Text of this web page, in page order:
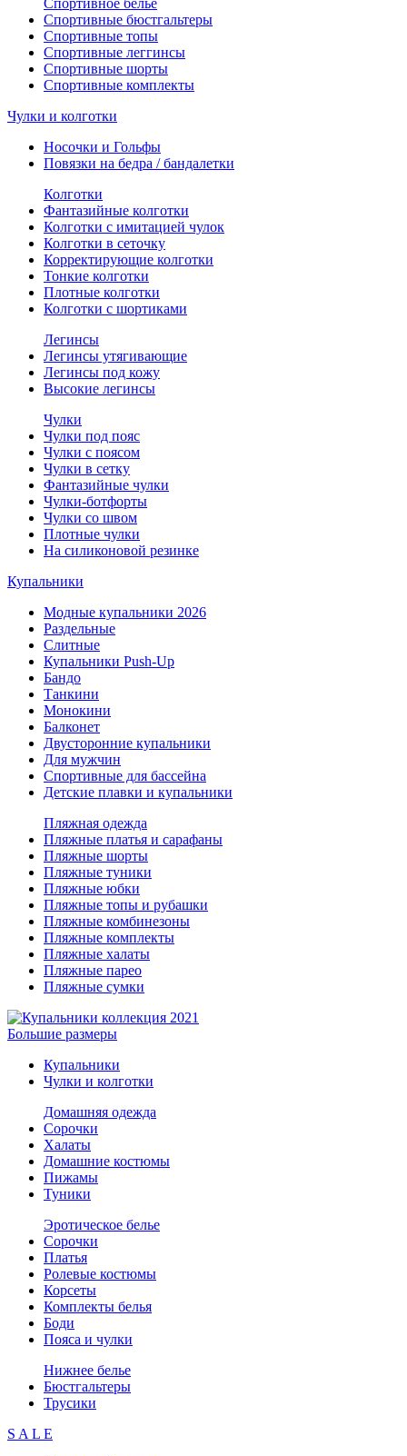
Спортивное белье
Спортивные бюстгальтеры
Спортивные топы
Спортивные леггинсы
Спортивные шорты
Спортивные комплекты
Чулки и колготки
Носочки и Гольфы
Повязки на бедра / бандалетки
Колготки
Фантазийные колготки
Колготки с имитацией чулок
Колготки в сеточку
Корректирующие колготки
Тонкие колготки
Плотные колготки
Колготки с шортиками
Легинсы
Легинсы утягивающие
Легинсы под кожу
Высокие легинсы
Чулки
Чулки под пояс
Чулки с поясом
Чулки в сетку
Фантазийные чулки
Чулки-ботфорты
Чулки со швом
Плотные чулки
На силиконовой резинке
Купальники
Модные купальники 2026
Раздельные
Слитные
Купальники Push-Up
Бандо
Танкини
Монокини
Балконет
Двусторонние купальники
Для мужчин
Спортивные для бассейна
Детские плавки и купальники
Пляжная одежда
Пляжные платья и сарафаны
Пляжные шорты
Пляжные туники
Пляжные юбки
Пляжные топы и рубашки
Пляжные комбинезоны
Пляжные комплекты
Пляжные халаты
Пляжные парео
Пляжные сумки
Большие размеры
Купальники
Чулки и колготки
Домашняя одежда
Сорочки
Халаты
Домашние костюмы
Пижамы
Туники
Эротическое белье
Сорочки
Платья
Ролевые костюмы
Корсеты
Комплекты белья
Боди
Пояса и чулки
Нижнее белье
Бюстгальтеры
Трусики
S A L E